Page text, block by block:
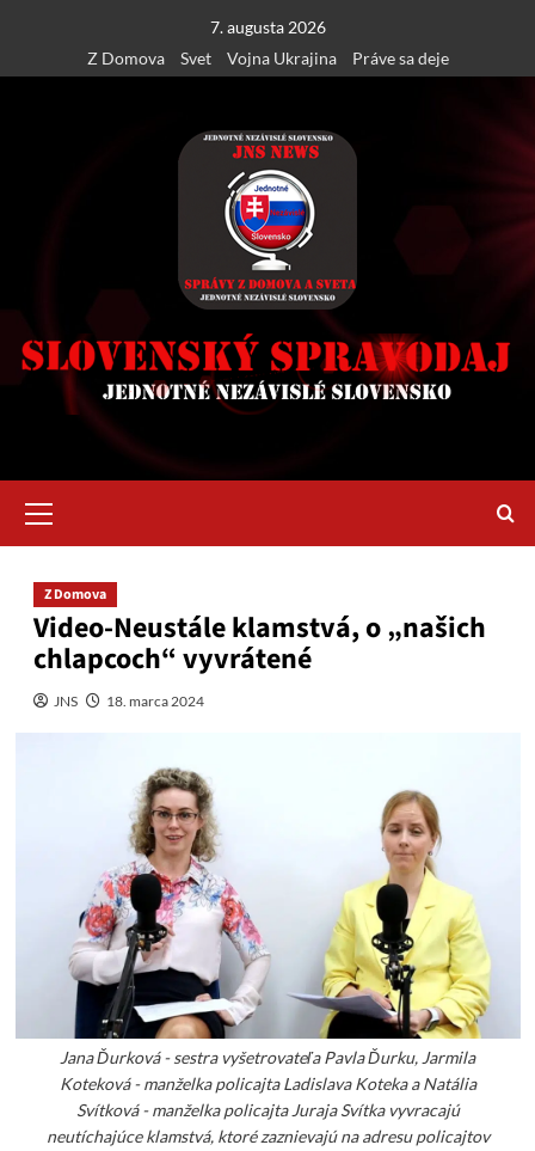
content
7. augusta 2026
Z Domova
Svet Vojna Ukrajina Práve sa deje
Menu
Z Domova
Video-Neustále klamstvá, o „našich
chlapcoch“ vyvrátené
JNS 18. marca 2024
Jana Ďurková - sestra vyšetrovateľa Pavla Ďurku, Jarmila
Koteková - manželka policajta Ladislava Koteka a Natália
Svítková - manželka policajta Juraja Svítka vyvracajú
neutíchajúce klamstvá, ktoré zaznievajú na adresu policajtov